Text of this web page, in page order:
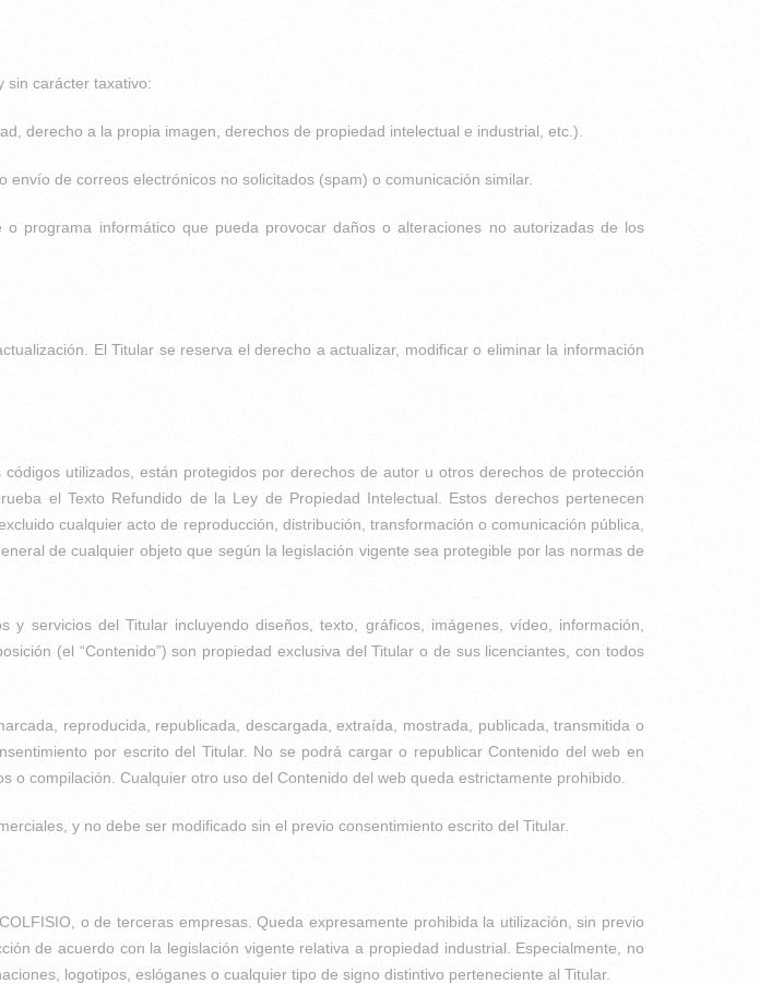
sin carácter taxativo:
derecho a la propia imagen, derechos de propiedad intelectual e industrial, etc.).
de correos electrónicos no solicitados (spam) o comunicación similar.
programa informático que pueda provocar daños o alteraciones no autorizadas de los
El Titular se reserva el derecho a actualizar, modificar o eliminar la información
utilizados, están protegidos por derechos de autor u otros derechos de protección
el Texto Refundido de la Ley de Propiedad Intelectual. Estos derechos pertenecen
cualquier acto de reproducción, distribución, transformación o comunicación pública,
de cualquier objeto que según la legislación vigente sea protegible por las normas de
servicios del Titular incluyendo diseños, texto, gráficos, imágenes, vídeo, información,
(el “Contenido”) son propiedad exclusiva del Titular o de sus licenciantes, con todos
reproducida, republicada, descargada, extraída, mostrada, publicada, transmitida o
por escrito del Titular. No se podrá cargar o republicar Contenido del web en
compilación. Cualquier otro uso del Contenido del web queda estrictamente prohibido.
y no debe ser modificado sin el previo consentimiento escrito del Titular.
o de terceras empresas. Queda expresamente prohibida la utilización, sin previo
de acuerdo con la legislación vigente relativa a propiedad industrial. Especialmente, no
logotipos, eslóganes o cualquier tipo de signo distintivo perteneciente al Titular.